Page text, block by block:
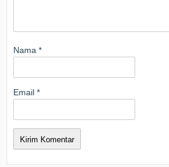
Nama*
Email*